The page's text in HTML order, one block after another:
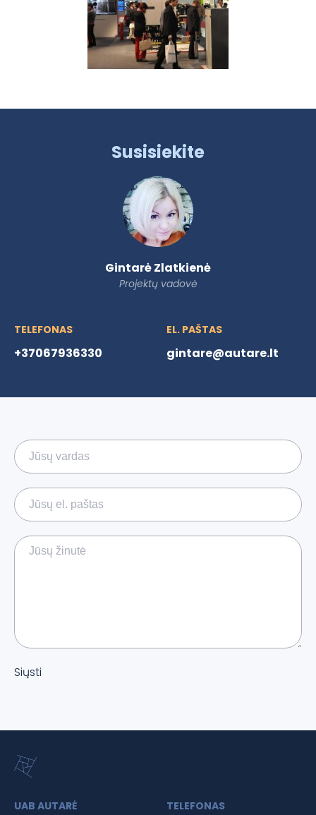
Susisiekite
Gintarė Zlatkienė
Projektų vadovė
TELEFONAS
+37067936330
EL. PAŠTAS
gintare@autare.lt
Siųsti
UAB AUTARĖ TELEFONAS